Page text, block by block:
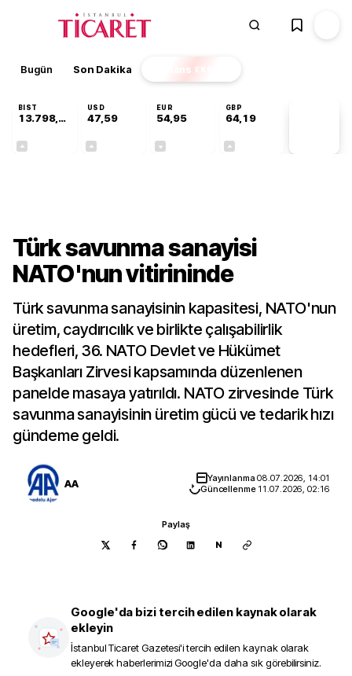
Bugün Son Dakika Finans EKSTRA
BIST
13.798,82
USD
47,59
EUR
54,95
GBP
64,19
Türk savunma sanayisi
NATO'nun vitirininde
Türk savunma sanayisinin kapasitesi, NATO'nun
üretim, caydırıcılık ve birlikte çalışabilirlik
hedefleri, 36.⁠ ⁠NATO Devlet ve Hükümet
Başkanları Zirvesi kapsamında düzenlenen
panelde masaya yatırıldı. NATO zirvesinde Türk
savunma sanayisinin üretim gücü ve tedarik hızı
gündeme geldi.
AA Yayınlanma08.07.2026, 14:01
Güncellenme 11.07.2026, 02:16
Paylaş
N
Google'da bizi tercih edilen kaynak olarak
ekleyin
İstanbul Ticaret Gazetesi'i tercih edilen kaynak olarak
ekleyerek haberlerimizi Google'da daha sık görebilirsiniz.